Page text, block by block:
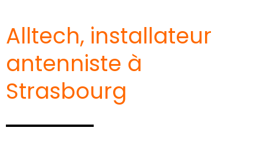
Alltech, installateur
antenniste à
Strasbourg